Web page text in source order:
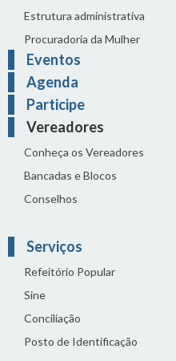
Estrutura administrativa
Procuradoria da Mulher
Eventos
Agenda
Participe
Vereadores
Conheça os Vereadores
Bancadas e Blocos
Conselhos
Serviços
Refeitório Popular
Sine
Conciliação
Posto de Identificação